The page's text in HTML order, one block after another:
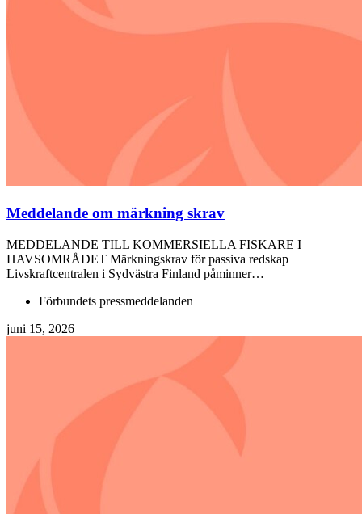
Meddelande om märkning skrav
MEDDELANDE TILL KOMMERSIELLA FISKARE I
HAVSOMRÅDET Märkningskrav för passiva redskap
Livskraftcentralen i Sydvästra Finland påminner…
Förbundets pressmeddelanden
juni 15, 2026